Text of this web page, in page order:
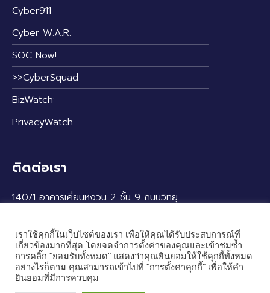
Cyber911
Cyber W.A.R.
SOC Now!
>>CyberSquad
BizWatch:
PrivacyWatch
ติดต่อเรา
140/1 อาคารเคี่ยนหงวน 2 ชั้น 9 ถนนวิทยุ
เราใช้คุกกี้ในเว็บไซต์ของเรา เพื่อให้คุณได้รับประสบการณ์ที่
เกี่ยวข้องมากที่สุด โดยจดจำการตั้งค่าของคุณและเข้าชมซ้ำ
การคลิ๊ก "ยอมรับทั้งหมด" แสดงว่าคุณยินยอมให้ใช้คุกกี้ทั้งหมด
อย่างไรก็ตาม คุณสามารถเข้าไปที่ "การตั้งค่าคุกกี้" เพื่อให้คำ
ยินยอมที่มีการควบคุม